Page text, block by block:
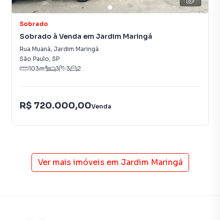
2783-2000.
A Imobiliária Xavier e Brito tem mais opções de
apartamentos, casas residenciais e comerciais, sobrados,
terrenos, lojas e barracões para venda ou locação, além de
empreendimentos em construção ou lançamentos na
planta em Jardim Maringá e em outras regiões de São
vida.
Negocie seu imóvel de forma totalmente online, com
mesmo não estando na cidade e com a praticidade de
fazer tudo online, direto do seu computador ou
Sobrado
Sobrado à Venda em Jardim Maringá
Rua Muaná, Jardim Maringá
São Paulo, SP
103m² 3 3 2
R$ 720.000,00Venda
Ver mais imóveis em Jardim Maringá